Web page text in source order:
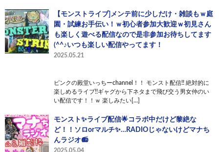
【モンストライブ]メンテ前に少しだけ・雑談もｗ庭
園・試練お手伝い！ｗ初心者参加大歓迎ｗ初見さん
も楽しく遊べる配信なので是非参加お待ちしてます
(^^♪いつも楽しい配信やってます！
2025.05.21
ピンクの殿堂いっちーchannel！！ モンスト配信!! 絶対的に
楽しめるライブ!!ギャグから下ネタまで飛び交う男女仲のい
い配信です！！ｗ 楽しみたい[…]
モンスト✨️ライブ配信🌟コラボ中だけど黎絶な
ど！！ソロorマルチ✨…RADIOじゃないけどマナち
んラジオ📻
2025.05.04